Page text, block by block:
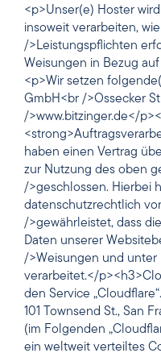
<p>Unser(e) Hoster
insoweit verarbeiten,
/>Leistungspflichten
Weisungen in Bezug
<p>Wir setzen
GmbH<br />Ossecker
/>www.bitzinger.de</
haben einen Vertrag
zur Nutzung des oben
/>geschlossen. Hierbei
datenschutzrechtlich
/>gewährleistet, dass
Daten unserer
/>Weisungen und unter
verarbeitet.</
den Service
101 Townsend St., San
(im Folgenden
ein weltweit verteiltes